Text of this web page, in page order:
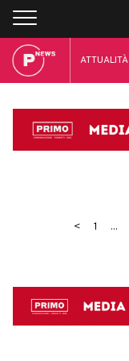
ATTUALITÀ
< 1 ...